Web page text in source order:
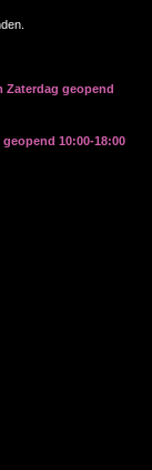
Zaterdag geopend
10:00-18:00